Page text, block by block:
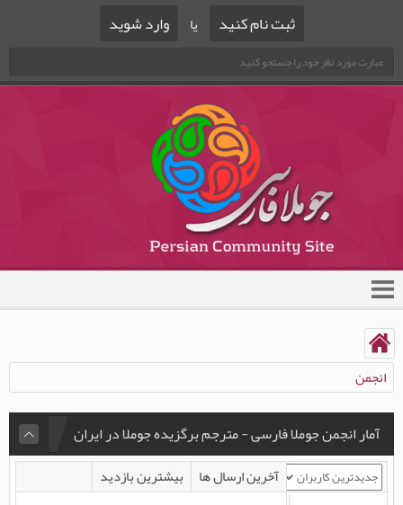
ثبت نام کنید یا وارد شوید
انجمن
آمار انجمن جوملا فارسی - مترجم برگزیده جوملا در ایران
آخرین ارسال ها بیشترین بازدید